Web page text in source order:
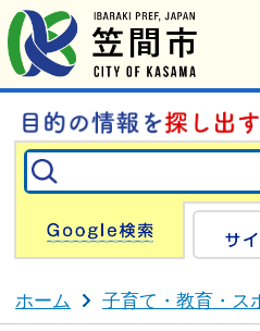
ホーム 子育て・教育・ス